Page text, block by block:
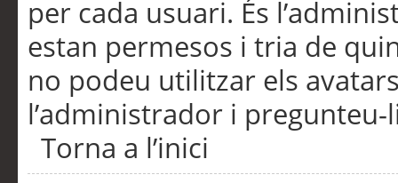
per cada usuari. És
estan permesos i tria de
no podeu utilitzar els
l’administrador i pregunteu-
Torna a l’inici